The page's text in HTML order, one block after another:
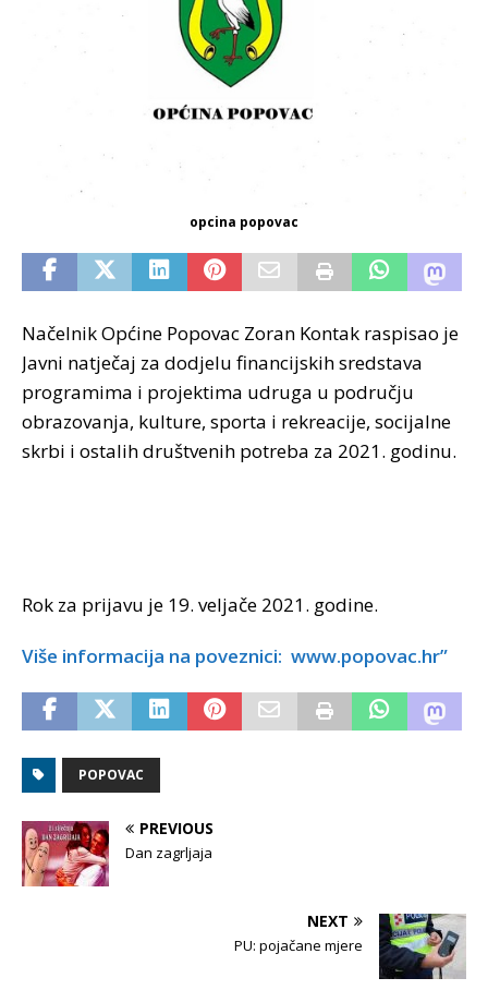
opcina popovac
Načelnik Općine Popovac Zoran Kontak raspisao je
Javni natječaj za dodjelu financijskih sredstava
programima i projektima udruga u području
obrazovanja, kulture, sporta i rekreacije, socijalne
skrbi i ostalih društvenih potreba za 2021. godinu.
Rok za prijavu je 19. veljače 2021. godine.
Više informacija na poveznici: www.popovac.hr”
POPOVAC
PREVIOUS
Dan zagrljaja
NEXT
PU: pojačane mjere